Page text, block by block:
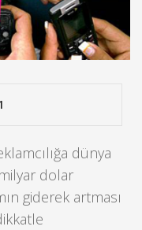
dünya
dolar
giderek artması